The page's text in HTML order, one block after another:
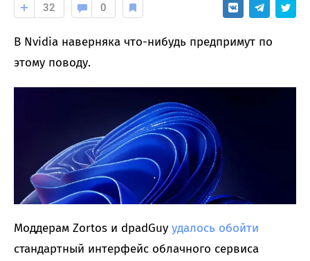
32 0
В Nvidia наверняка что-нибудь предпримут по
этому поводу.
Моддерам Zortos и dpadGuy удалось обойти
стандартный интерфейс облачного сервиса